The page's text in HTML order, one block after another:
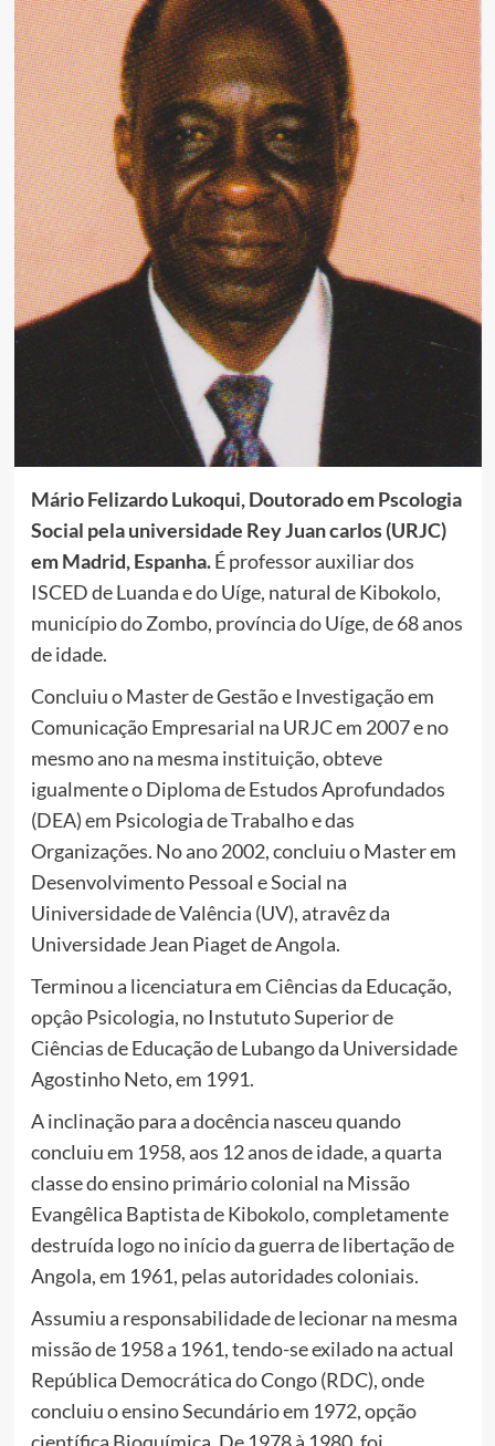
Mário Felizardo Lukoqui, Doutorado em Pscologia
Social pela universidade Rey Juan carlos (URJC)
em Madrid, Espanha.É professor auxiliar dos
ISCED de Luanda e do Uíge, natural de Kibokolo,
município do Zombo, província do Uíge, de 68 anos
de idade.
Concluiu o Master de Gestão e Investigação em
Comunicação Empresarial na URJC em 2007 e no
mesmo ano na mesma instituição, obteve
igualmente o Diploma de Estudos Aprofundados
(DEA) em Psicologia de Trabalho e das
Organizações. No ano 2002, concluiu o Master em
Desenvolvimento Pessoal e Social na
Uiniversidade de Valência (UV), atravêz da
Universidade Jean Piaget de Angola.
Terminou a licenciatura em Ciências da Educação,
opçâo Psicologia, no Instututo Superior de
Ciências de Educação de Lubango da Universidade
Agostinho Neto, em 1991.
A inclinação para a docência nasceu quando
concluiu em 1958, aos 12 anos de idade, a quarta
classe do ensino primário colonial na Missão
Evangêlica Baptista de Kibokolo, completamente
destruída logo no início da guerra de libertação de
Angola, em 1961, pelas autoridades coloniais.
Assumiu a responsabilidade de lecionar na mesma
missão de 1958 a 1961, tendo-se exilado na actual
República Democrática do Congo (RDC), onde
concluiu o ensino Secundário em 1972, opção